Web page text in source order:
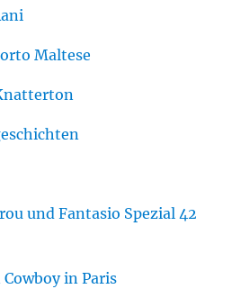
Maltese
und Fantasio Spezial 42
in Paris